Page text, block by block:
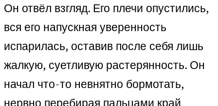
Он отвёл взгляд. Его плечи опустились,
вся его напускная уверенность
испарилась, оставив после себя лишь
жалкую, суетливую растерянность. Он
начал что-то невнятно бормотать,
нервно перебирая пальцами край